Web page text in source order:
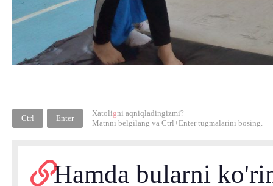
Ctrl Enter
Xatoligni aqniqladingizmi?
Matnni belgilang va Ctrl+Enter tugmalarini bosing.
Hamda bularni